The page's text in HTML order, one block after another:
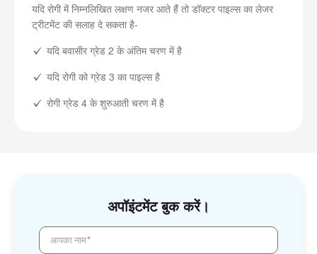
यदि रोगी में निम्नलिखित लक्षण नजर आते हैं तो डॉक्टर पाइल्स का लेजर
ट्रीटमेंट की सलाह दे सकता है-
यदि बवासीर ग्रेड 2 के अंतिम चरण में है
यदि रोगी को ग्रेड 3 का पाइल्स है
रोगी ग्रेड 4 के शुरुआती चरण में है
अपॉइंटमेंट बुक करें।
आपका नाम*